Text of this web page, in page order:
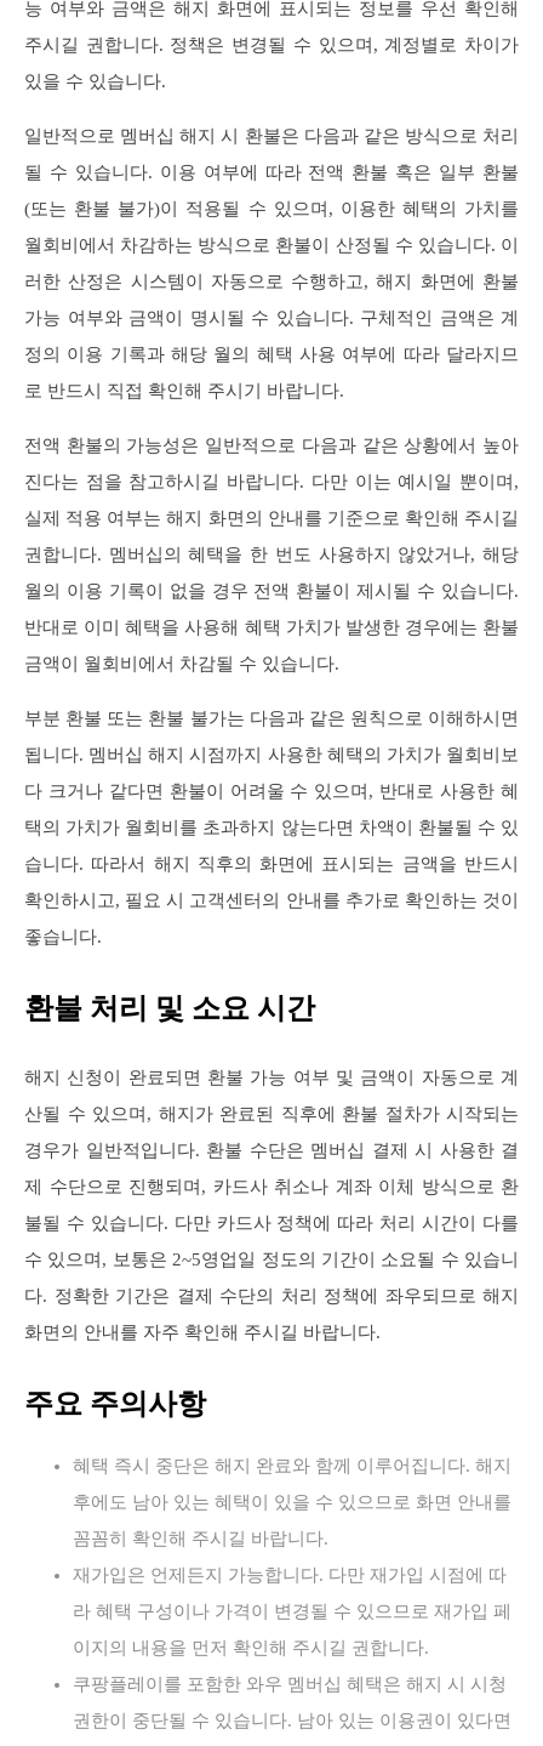
능 여부와 금액은 해지 화면에 표시되는 정보를 우선 확인해
주시길 권합니다. 정책은 변경될 수 있으며, 계정별로 차이가
있을 수 있습니다.
일반적으로 멤버십 해지 시 환불은 다음과 같은 방식으로 처리
될 수 있습니다. 이용 여부에 따라 전액 환불 혹은 일부 환불
(또는 환불 불가)이 적용될 수 있으며, 이용한 혜택의 가치를
월회비에서 차감하는 방식으로 환불이 산정될 수 있습니다. 이
러한 산정은 시스템이 자동으로 수행하고, 해지 화면에 환불
가능 여부와 금액이 명시될 수 있습니다. 구체적인 금액은 계
정의 이용 기록과 해당 월의 혜택 사용 여부에 따라 달라지므
로 반드시 직접 확인해 주시기 바랍니다.
전액 환불의 가능성은 일반적으로 다음과 같은 상황에서 높아
진다는 점을 참고하시길 바랍니다. 다만 이는 예시일 뿐이며,
실제 적용 여부는 해지 화면의 안내를 기준으로 확인해 주시길
권합니다. 멤버십의 혜택을 한 번도 사용하지 않았거나, 해당
월의 이용 기록이 없을 경우 전액 환불이 제시될 수 있습니다.
반대로 이미 혜택을 사용해 혜택 가치가 발생한 경우에는 환불
금액이 월회비에서 차감될 수 있습니다.
부분 환불 또는 환불 불가는 다음과 같은 원칙으로 이해하시면
됩니다. 멤버십 해지 시점까지 사용한 혜택의 가치가 월회비보
다 크거나 같다면 환불이 어려울 수 있으며, 반대로 사용한 혜
택의 가치가 월회비를 초과하지 않는다면 차액이 환불될 수 있
습니다. 따라서 해지 직후의 화면에 표시되는 금액을 반드시
확인하시고, 필요 시 고객센터의 안내를 추가로 확인하는 것이
좋습니다.
환불 처리 및 소요 시간
해지 신청이 완료되면 환불 가능 여부 및 금액이 자동으로 계
산될 수 있으며, 해지가 완료된 직후에 환불 절차가 시작되는
경우가 일반적입니다. 환불 수단은 멤버십 결제 시 사용한 결
제 수단으로 진행되며, 카드사 취소나 계좌 이체 방식으로 환
불될 수 있습니다. 다만 카드사 정책에 따라 처리 시간이 다를
수 있으며, 보통은 2~5영업일 정도의 기간이 소요될 수 있습니
다. 정확한 기간은 결제 수단의 처리 정책에 좌우되므로 해지
화면의 안내를 자주 확인해 주시길 바랍니다.
주요 주의사항
혜택 즉시 중단은 해지 완료와 함께 이루어집니다. 해지
후에도 남아 있는 혜택이 있을 수 있으므로 화면 안내를
꼼꼼히 확인해 주시길 바랍니다.
재가입은 언제든지 가능합니다. 다만 재가입 시점에 따
라 혜택 구성이나 가격이 변경될 수 있으므로 재가입 페
이지의 내용을 먼저 확인해 주시길 권합니다.
쿠팡플레이를 포함한 와우 멤버십 혜택은 해지 시 시청
권한이 중단될 수 있습니다. 남아 있는 이용권이 있다면